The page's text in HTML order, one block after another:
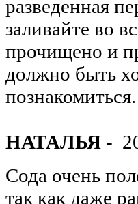
разведенная
заливайте во
прочищено и
должно быть
познакомиться.
НАТАЛЬЯ -
Сода очень
так как даже